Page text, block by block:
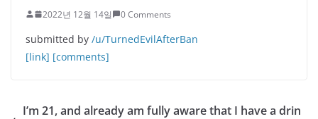
2022년 12월 14일 0 Comments
submitted by /u/TurnedEvilAfterBan
[link] [comments]
I’m 21, and already am fully aware that I have a drin